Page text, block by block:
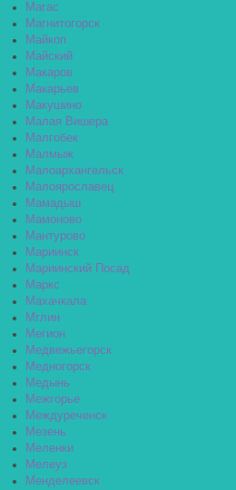
Магас
Магнитогорск
Майкоп
Майский
Макаров
Макарьев
Макушино
Малая Вишера
Малгобек
Малмыж
Малоархангельск
Малоярославец
Мамадыш
Мамоново
Мантурово
Мариинск
Мариинский Посад
Маркс
Махачкала
Мглин
Мегион
Медвежьегорск
Медногорск
Медынь
Межгорье
Междуреченск
Мезень
Меленки
Мелеуз
Менделеевск